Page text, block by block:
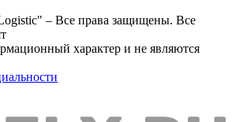
– Все права защищены. Все
характер и не являются